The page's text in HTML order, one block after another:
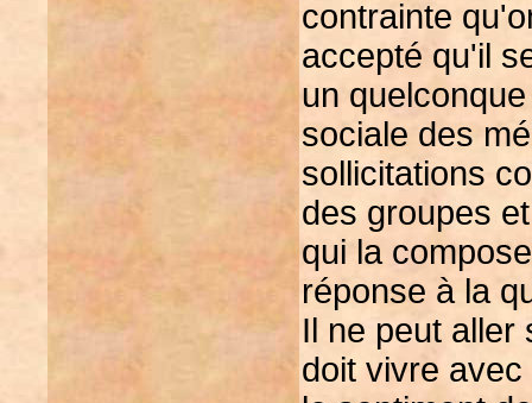
contrainte
accepté qu'il
un
sociale des
sollicitations
des groupes
qui la
réponse à la
Il ne peut aller
doit vivre